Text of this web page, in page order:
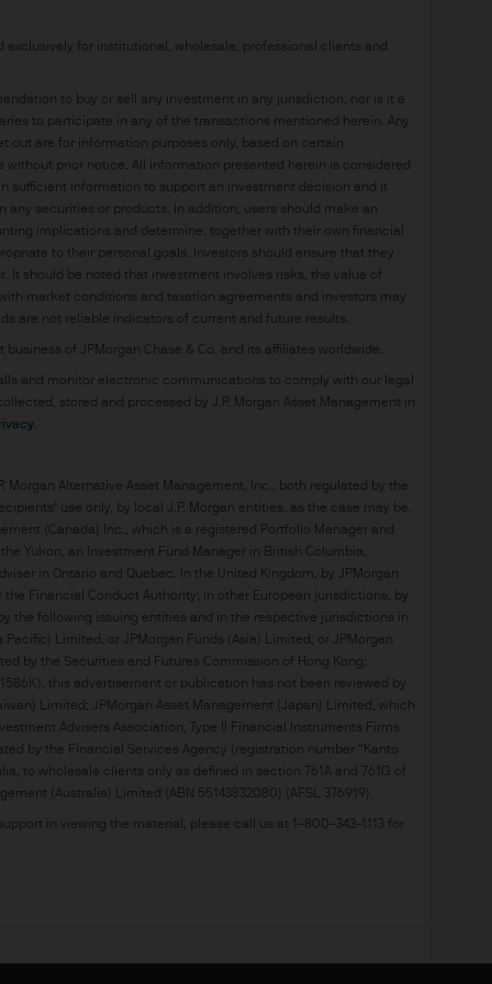
richten sich nicht an Personen in
oder aufsichtsrechtliche Bestimmungen
über diese Website Produkte oder
Research‑Ergebnisse wurden von uns
Analysen werden als zusätzliche
unsere Ansichten wider.
Einschätzungen und Aussagen zu
anders angegeben, unsere eigenen zum
und ihre Richtigkeit noch Prognosen
oder Mitteilung an Sie ändern.
als Rechts-, Anlage‑ oder Steuerberatung
über irgendwelche Informationen auf dieser
Sie sich bitte an Ihren Rechts-, Finanz- oder
oder Steuerberater, bevor Sie Anlage- oder
Personen in einer Rechtsordnung aufgerufen
oder anderer Gründe) die
ist diese Website ausschließlich
sind nicht zur Weitergabe an US-Personen
Aufforderung zur Abgabe eines Kaufangebots
von US‑Personen dar.
eigenen professionellen Berater zu den
und Dienstleistungen verfügbar sind,
2025. Historical gross supply and forecasted gross
exclusively for institutional, wholesale, professional clients and
to buy or sell any investment in any jurisdiction, nor is it a
to participate in any of the transactions mentioned herein. Any
out are for information purposes only, based on certain
prior notice. All information presented herein is considered
sufficient information to support an investment decision and it
securities or products. In addition, users should make an
implications and determine, together with their own financial
to their personal goals. Investors should ensure that they
should be noted that investment involves risks, the value of
market conditions and taxation agreements and investors may
are not reliable indicators of current and future results.
of JPMorgan Chase & Co. and its affiliates worldwide.
and monitor electronic communications to comply with our legal
stored and processed by J.P. Morgan Asset Management in
.
Morgan Alternative Asset Management, Inc., both regulated by the
use only, by local J.P. Morgan entities, as the case may be.
(Canada) Inc., which is a registered Portfolio Manager and
Yukon, an Investment Fund Manager in British Columbia,
in Ontario and Quebec. In the United Kingdom, by JPMorgan
Financial Conduct Authority; in other European jurisdictions, by
by the following issuing entities and in the respective jurisdictions in
Limited, or JPMorgan Funds (Asia) Limited, or JPMorgan
by the Securities and Futures Commission of Hong Kong;
this advertisement or publication has not been reviewed by
Limited; JPMorgan Asset Management (Japan) Limited, which
Advisers Association, Type II Financial Instruments Firms
by the Financial Services Agency (registration number “Kanto
to wholesale clients only as defined in section 761A and 761G of
(Australia) Limited (ABN 55143832080) (AFSL 376919).
in viewing the material, please call us at 1–800–343–1113 for